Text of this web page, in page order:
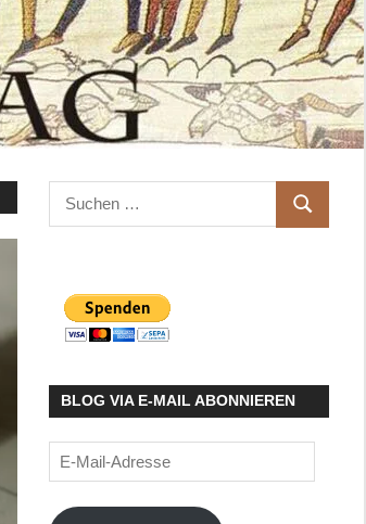
Suchen
nach:
SUCHEN
BLOG VIA E-MAIL ABONNIEREN
E-
Mail-
Adresse